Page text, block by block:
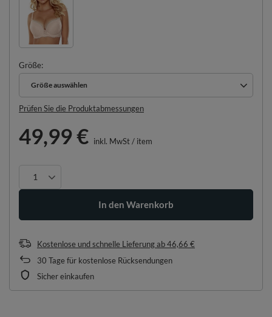
Größe
Größe auswählen
Größe auswählen
Prüfen Sie die Produktabmessungen
49,99 € inkl. MwSt/ item
In den Warenkorb
Kostenlose und schnelle Lieferungab46,66 €
30 Tage für kostenlose Rücksendungen
Sicher einkaufen